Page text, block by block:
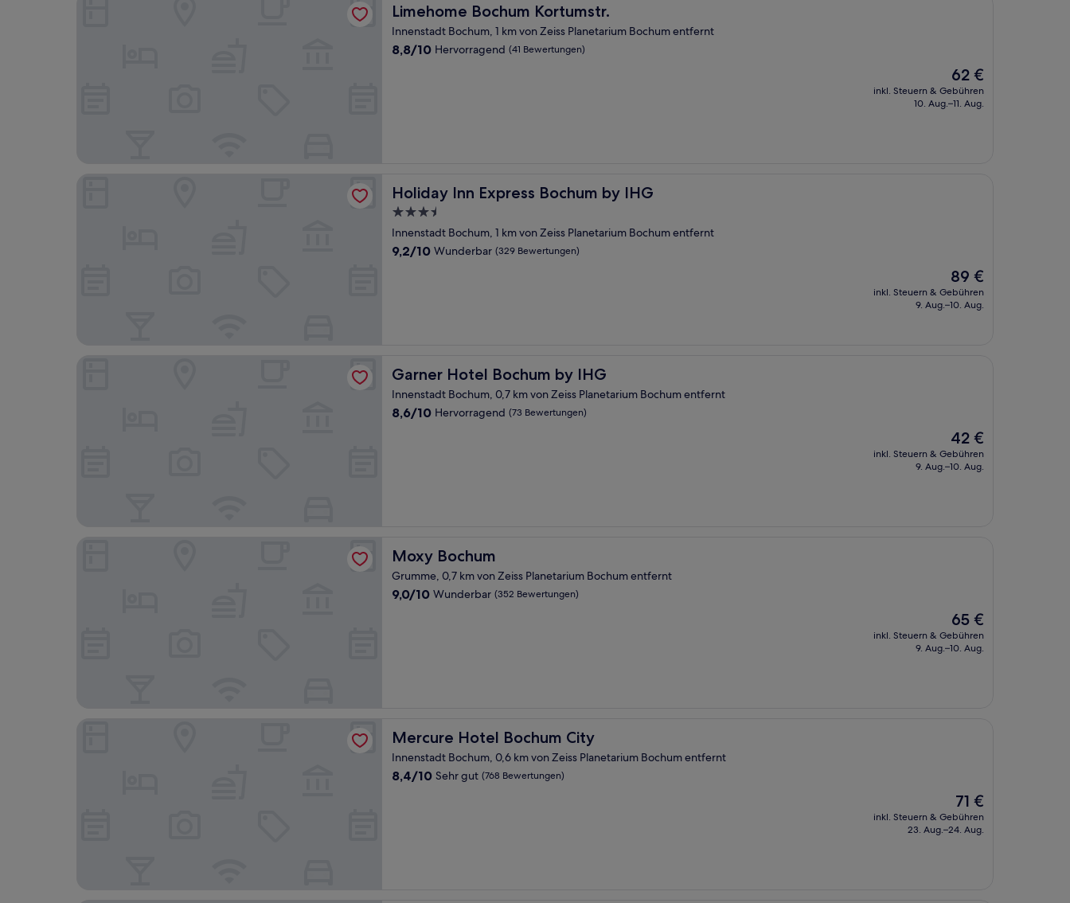
Limehome Bochum Kortumstr.
Limehome Bochum Kortumstr.
Innenstadt Bochum, 1 km von Zeiss Planetarium Bochum entfernt
8.8
8,8/10 Hervorragend (41 Bewertungen)
Der
Preis
beträgt
62 €
inkl. Steuern & Gebühren
10. Aug.–11. Aug.
Holiday Inn Express Bochum by IHG
Holiday Inn Express Bochum by IHG
3.5-
Sterne-
Unterkunft
Innenstadt Bochum, 1 km von Zeiss Planetarium Bochum entfernt
9.2
9,2/10 Wunderbar (329 Bewertungen)
Der
Preis
beträgt
89 €
inkl. Steuern & Gebühren
9. Aug.–10. Aug.
Garner Hotel Bochum by IHG
Garner Hotel Bochum by IHG
Innenstadt Bochum, 0,7 km von Zeiss Planetarium Bochum entfernt
8.6
8,6/10 Hervorragend (73 Bewertungen)
Der
Preis
beträgt
42 €
inkl. Steuern & Gebühren
9. Aug.–10. Aug.
Moxy Bochum
Moxy Bochum
Grumme, 0,7 km von Zeiss Planetarium Bochum entfernt
9.0
9,0/10 Wunderbar (352 Bewertungen)
Der
Preis
beträgt
65 €
inkl. Steuern & Gebühren
9. Aug.–10. Aug.
Mercure Hotel Bochum City
Mercure Hotel Bochum City
Innenstadt Bochum, 0,6 km von Zeiss Planetarium Bochum entfernt
8.4
8,4/10 Sehr gut (768 Bewertungen)
Der
Preis
beträgt
71 €
inkl. Steuern & Gebühren
23. Aug.–24. Aug.